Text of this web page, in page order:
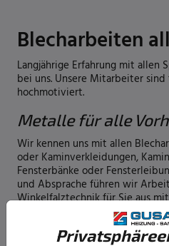
Blecharbeiten
Langjährige Erfahrung mit allen
bei uns. Unsere Mitarbeiter
hochmotiviert.
Metalle für alle
Wir kennen uns mit allen
oder Kaminverkleidungen,
Fensterbänke oder
und Absprache führen wir
Winkelfalztechnik für Sie aus
Metallen: Edelstahl, Aluminium,
Stahlblech, Titanzink oder